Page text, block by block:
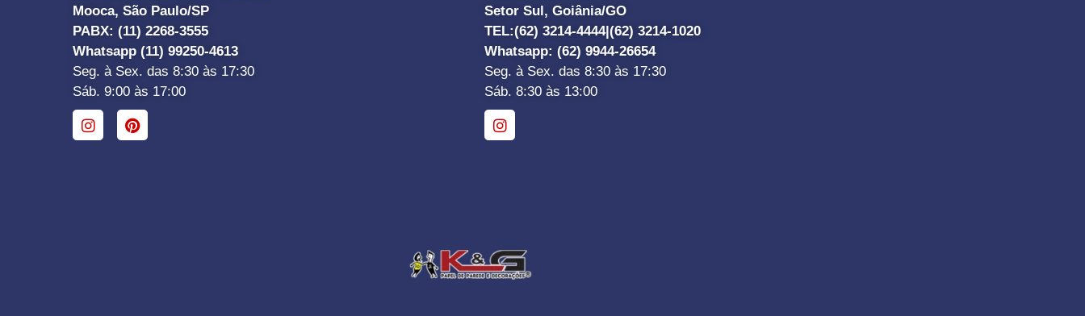
Mooca, São Paulo/SP
PABX: (11) 2268-3555
Whatsapp (11) 99250-4613
Seg. à Sex. das 8:30 às 17:30
Sáb. 9:00 às 17:00
Setor Sul, Goiânia/GO
TEL:(62) 3214-4444| (62) 3214-1020
Whatsapp: (62) 9944-26654
Seg. à Sex. das 8:30 às 17:30
Sáb. 8:30 às 13:00